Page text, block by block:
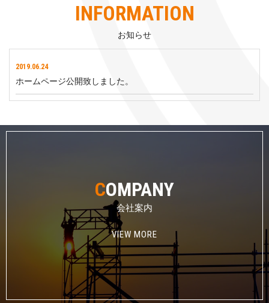
INFORMATION
お知らせ
2019.06.24
ホームページ公開致しました。
COMPANY
会社案内
VIEW MORE